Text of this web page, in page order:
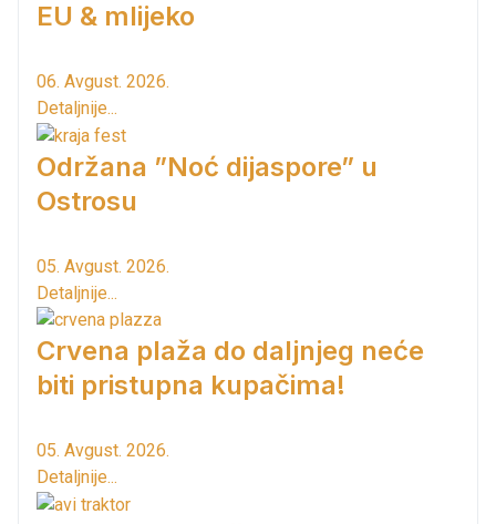
EU & mlijeko
06. Avgust. 2026.
Detaljnije...
Održana ”Noć dijaspore” u
Ostrosu
05. Avgust. 2026.
Detaljnije...
Crvena plaža do daljnjeg neće
biti pristupna kupačima!
05. Avgust. 2026.
Detaljnije...